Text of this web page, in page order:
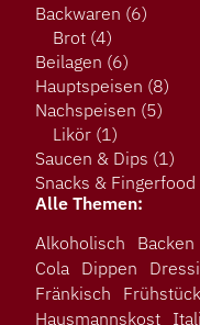
Alle Themen:
Alkoholisch
Backen
Cola
Dippen
Fränkisch
Frühstück
Hausmannskost
Backwaren (6)
Brot (4)
Beilagen (6)
Hauptspeisen (8)
Nachspeisen (5)
Likör (1)
Saucen & Dips (1)
Snacks & Fingerfood